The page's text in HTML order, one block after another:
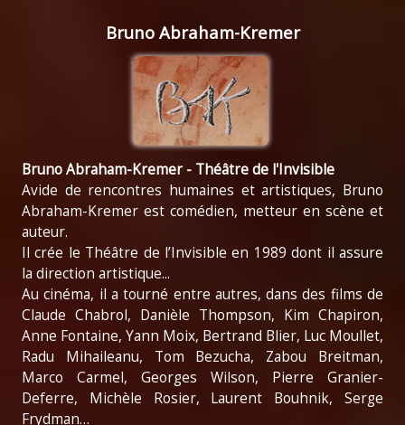
Bruno Abraham-Kremer
Bruno Abraham-Kremer - Théâtre de l'Invisible
Avide de rencontres humaines et artistiques, Bruno
Abraham-Kremer est comédien, metteur en scène et
auteur.
Il crée le Théâtre de l’Invisible en 1989 dont il assure
la direction artistique...
Au cinéma, il a tourné entre autres, dans des films de
Claude Chabrol, Danièle Thompson, Kim Chapiron,
Anne Fontaine, Yann Moix, Bertrand Blier, Luc Moullet,
Radu Mihaileanu, Tom Bezucha, Zabou Breitman,
Marco Carmel, Georges Wilson, Pierre Granier-
Deferre, Michèle Rosier, Laurent Bouhnik, Serge
Frydman…